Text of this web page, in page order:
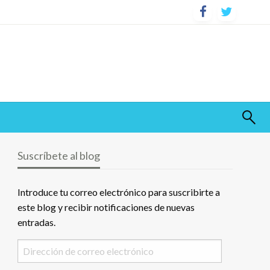
Suscríbete al blog
Introduce tu correo electrónico para suscribirte a
este blog y recibir notificaciones de nuevas
entradas.
Dirección
de